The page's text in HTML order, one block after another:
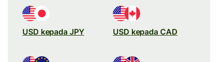
USD kepada JPY USD kepada CAD